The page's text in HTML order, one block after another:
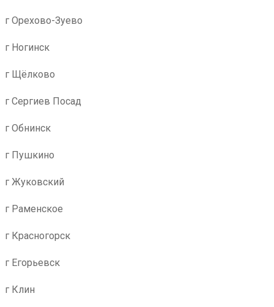
г Орехово-Зуево
г Ногинск
г Щёлково
г Сергиев Посад
г Обнинск
г Пушкино
г Жуковский
г Раменское
г Красногорск
г Егорьевск
г Клин